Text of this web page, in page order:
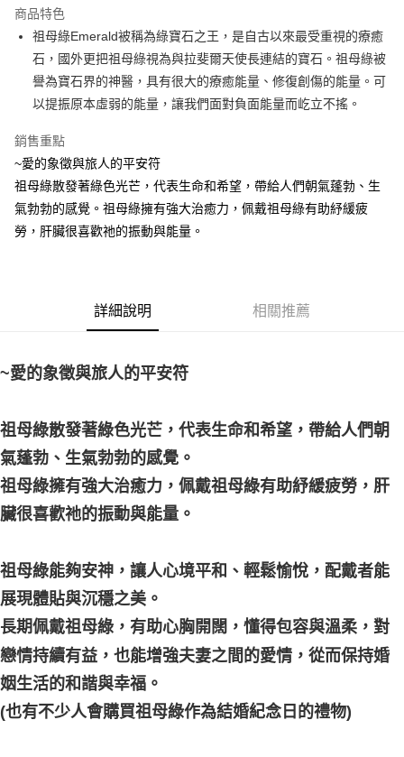
Apple Pay
街口支付
悠遊付
ATM付款
全家取貨付款
每筆NT$80，滿NT$3,000(含以上)免運費
賣家宅配幫您送（台灣）
郵局幫你送（離島）
付款後門市自取
免運費
商品特色
祖母綠Emerald被稱為綠寶石之王，是自古以來最受重視的療癒
石，國外更把祖母綠視為與拉斐爾天使長連結的寶石。祖母綠被
譽為寶石界的神醫，具有很大的療癒能量、修復創傷的能量。可
以提振原本虛弱的能量，讓我們面對負面能量而屹立不搖。
銷售重點
~愛的象徵與旅人的平安符
祖母綠散發著綠色光芒，代表生命和希望，帶給人們朝氣蓬勃、生
氣勃勃的感覺。祖母綠擁有強大治癒力，佩戴祖母綠有助紓緩疲
勞，肝臟很喜歡祂的振動與能量。
詳細說明 相關推薦
~愛的象徵與旅人的平安符
祖母綠散發著綠色光芒，代表生命和希望，帶給人們朝
氣蓬勃、生氣勃勃的感覺。
祖母綠擁有強大治癒力，佩戴祖母綠有助紓緩疲勞，肝
臟很喜歡祂的振動與能量。
祖母綠能夠安神，讓人心境平和、輕鬆愉悅，配戴者能
展現體貼與沉穩之美。
長期佩戴祖母綠，有助心胸開闊，懂得包容與溫柔，對
戀情持續有益，也能增強夫妻之間的愛情，從而保持婚
姻生活的和諧與幸福。
(也有不少人會購買祖母綠作為結婚紀念日的禮物)